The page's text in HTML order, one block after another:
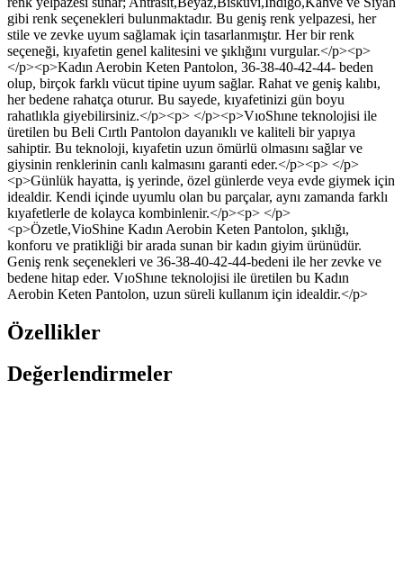
gibi renk seçenekleri bulunmaktadır. Bu geniş renk yelpazesi, her
stile ve zevke uyum sağlamak için tasarlanmıştır. Her bir renk
seçeneği, kıyafetin genel kalitesini ve şıklığını vurgular.</p><p>
</p><p>Kadın Aerobin Keten Pantolon, 36-38-40-42-44- beden
olup, birçok farklı vücut tipine uyum sağlar. Rahat ve geniş kalıbı,
her bedene rahatça oturur. Bu sayede, kıyafetinizi gün boyu
rahatlıkla giyebilirsiniz.</p><p> </p><p>VıoShıne teknolojisi ile
üretilen bu Beli Cırtlı Pantolon dayanıklı ve kaliteli bir yapıya
sahiptir. Bu teknoloji, kıyafetin uzun ömürlü olmasını sağlar ve
giysinin renklerinin canlı kalmasını garanti eder.</p><p> </p>
<p>Günlük hayatta, iş yerinde, özel günlerde veya evde giymek için
idealdir. Kendi içinde uyumlu olan bu parçalar, aynı zamanda farklı
kıyafetlerle de kolayca kombinlenir.</p><p> </p>
<p>Özetle,VioShine Kadın Aerobin Keten Pantolon, şıklığı,
konforu ve pratikliği bir arada sunan bir kadın giyim ürünüdür.
Geniş renk seçenekleri ve 36-38-40-42-44-bedeni ile her zevke ve
bedene hitap eder. VıoShıne teknolojisi ile üretilen bu Kadın
Aerobin Keten Pantolon, uzun süreli kullanım için idealdir.</p>
Özellikler
Değerlendirmeler